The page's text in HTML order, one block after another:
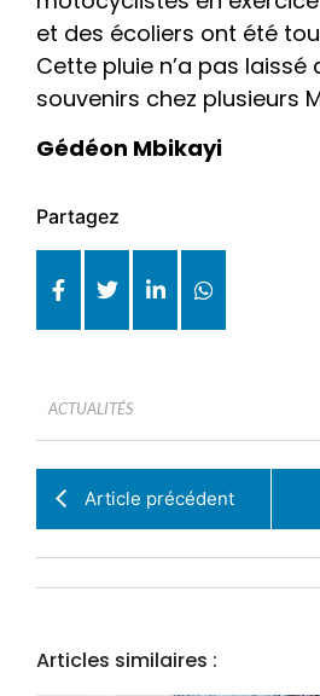
et des écoliers ont été
Cette pluie n’a pas laissé
souvenirs chez plusieurs
Gédéon Mbikayi
Partagez
ACTUALITÉS
Article précédent
Articles similaires :